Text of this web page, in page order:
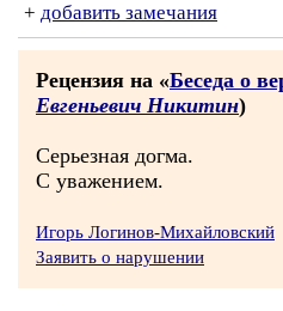
+ добавить замечания
Рецензия на «Беседа о
Евгеньевич Никитин)
Серьезная догма.
С уважением.
Игорь Логинов-Михайловский
Заявить о нарушении